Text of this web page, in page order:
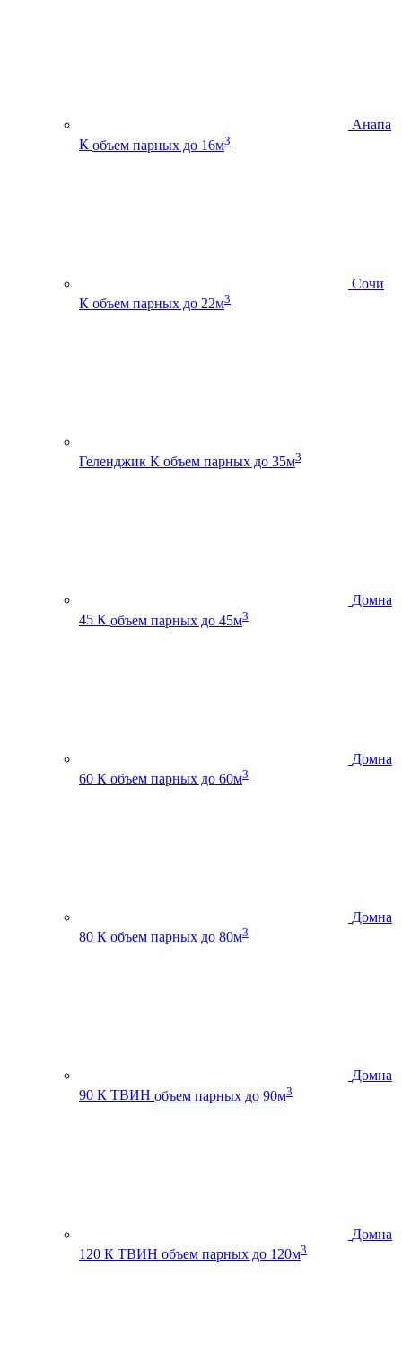
Анапа
К объем парных до 16м3
Сочи
К объем парных до 22м3
Геленджик К объем парных до 35м3
Домна
45 К объем парных до 45м3
Домна
60 К объем парных до 60м3
Домна
80 К объем парных до 80м3
Домна
90 К ТВИН объем парных до 90м3
Домна
120 К ТВИН объем парных до 120м3